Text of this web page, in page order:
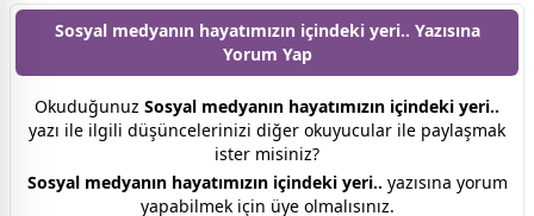
Sosyal medyanın hayatımızın içindeki yeri.. Yazısına
Yorum Yap
Okuduğunuz Sosyal medyanın hayatımızın içindeki yeri..
yazı ile ilgili düşüncelerinizi diğer okuyucular ile paylaşmak
ister misiniz?
Sosyal medyanın hayatımızın içindeki yeri.. yazısına yorum
yapabilmek için üye olmalısınız.